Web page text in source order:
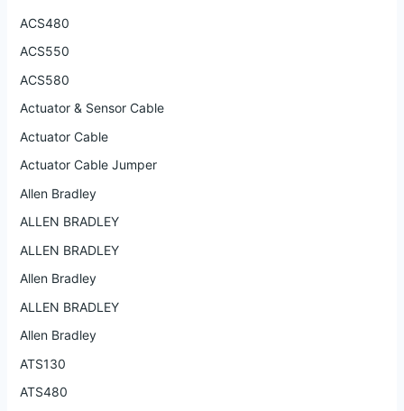
ACS480
ACS550
ACS580
Actuator & Sensor Cable
Actuator Cable
Actuator Cable Jumper
Allen Bradley
ALLEN BRADLEY
ALLEN BRADLEY
Allen Bradley
ALLEN BRADLEY
Allen Bradley
ATS130
ATS480